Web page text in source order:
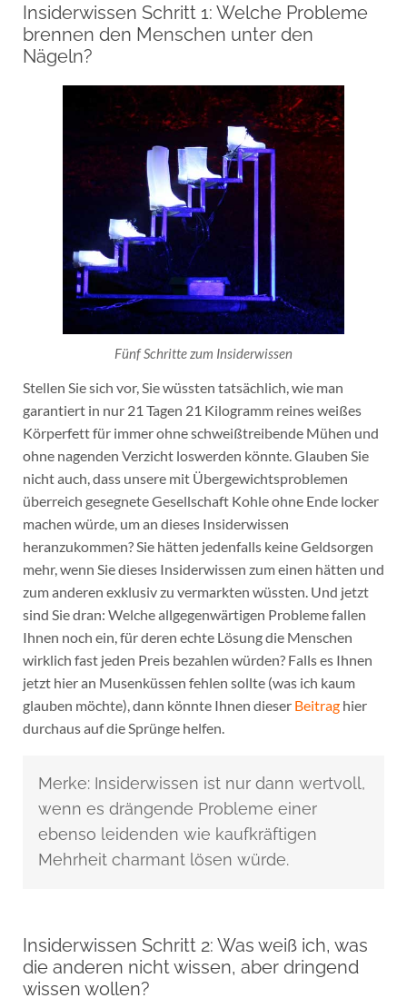
Insiderwissen Schritt 1: Welche Probleme
brennen den Menschen unter den
Nägeln?
Fünf Schritte zum Insiderwissen
Stellen Sie sich vor, Sie wüssten tatsächlich, wie man
garantiert in nur 21 Tagen 21 Kilogramm reines weißes
Körperfett für immer ohne schweißtreibende Mühen und
ohne nagenden Verzicht loswerden könnte. Glauben Sie
nicht auch, dass unsere mit Übergewichtsproblemen
überreich gesegnete Gesellschaft Kohle ohne Ende locker
machen würde, um an dieses Insiderwissen
heranzukommen? Sie hätten jedenfalls keine Geldsorgen
mehr, wenn Sie dieses Insiderwissen zum einen hätten und
zum anderen exklusiv zu vermarkten wüssten. Und jetzt
sind Sie dran: Welche allgegenwärtigen Probleme fallen
Ihnen noch ein, für deren echte Lösung die Menschen
wirklich fast jeden Preis bezahlen würden? Falls es Ihnen
jetzt hier an Musenküssen fehlen sollte (was ich kaum
glauben möchte), dann könnte Ihnen dieser Beitraghier
durchaus auf die Sprünge helfen.
Merke: Insiderwissen ist nur dann wertvoll,
wenn es drängende Probleme einer
ebenso leidenden wie kaufkräftigen
Mehrheit charmant lösen würde.
Insiderwissen Schritt 2: Was weiß ich, was
die anderen nicht wissen, aber dringend
wissen wollen?